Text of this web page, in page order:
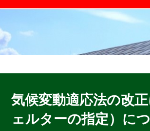
気候変動適応法の改
ェルターの指定）に